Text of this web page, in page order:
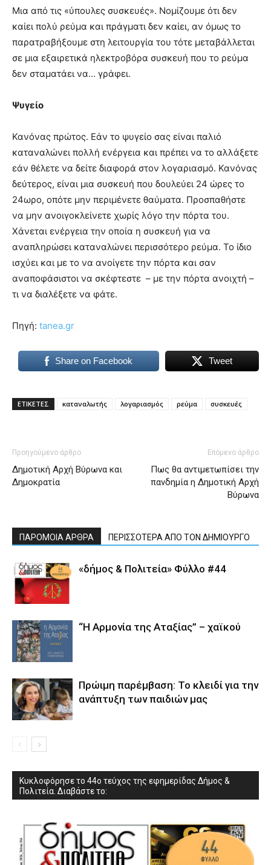
Μια από τις «ύπουλες συσκευές». Νομίζουμε ότι δεν
καίει πολύ ρεύμα και πράγματι δεν καίει, αν όμως το
παρατραβήξουμε στη λειτουργία του τότε μεταβάλλεται
σε μια εξαιρετικά ηλεκτροβόρα συσκευή που το ρεύμα
δεν σταματάει να… γράφει.
Ψυγείο
Κανόνας πρώτος. Εάν το ψυγείο σας είναι παλιό
καταναλώνει πολλή ενέργεια και πρέπει να το αλλάξετε
εάν θέλετε να δείτε διαφορά στον λογαριασμό. Κανόνας
δεύτερος, είναι μια συσκευή που δουλεύει 24 ώρες το
24ωρο, οπότε μην περιμένετε θαύματα. Προσπαθήστε
να μην ανοιγοκλείνετε χωρίς λόγο την πόρτα του.
Χάνεται ενέργεια την οποία η συσκευή για να
αναπληρώσει καταναλώνει περισσότερο ρεύμα. Το ίδιο
ισχύει και με το να ανοίγετε την πόρτα και σαν
αναποφάσιστοι να σκέφτεστε – με την πόρτα ανοιχτή –
τι να διαλέξετε να φάτε.
Πηγή: tanea.gr
Share on Facebook Tweet
ΕΤΙΚΕΤΕΣ καταναλωτής λογαριασμός ρεύμα συσκευές
Προηγούμενο άρθρο
Δημοτική Αρχή Βύρωνα και
Δημοκρατία
Επόμενο άρθρο
Πως θα αντιμετωπίσει την
πανδημία η Δημοτική Αρχή
Βύρωνα
ΠΑΡΟΜΟΙΑ ΑΡΘΡΑ ΠΕΡΙΣΣΟΤΕΡΑ ΑΠΟ ΤΟΝ ΔΗΜΙΟΥΡΓΟ
«δήμος & Πολιτεία» Φύλλο #44
“Η Αρμονία της Αταξίας” – χαϊκού
Πρώιμη παρέμβαση: Το κλειδί για την
ανάπτυξη των παιδιών µας
Κυκλοφόρησε το 44ο τεύχος της εφημερίδας Δήμος &
Πολιτεία. Διαβάστε το: